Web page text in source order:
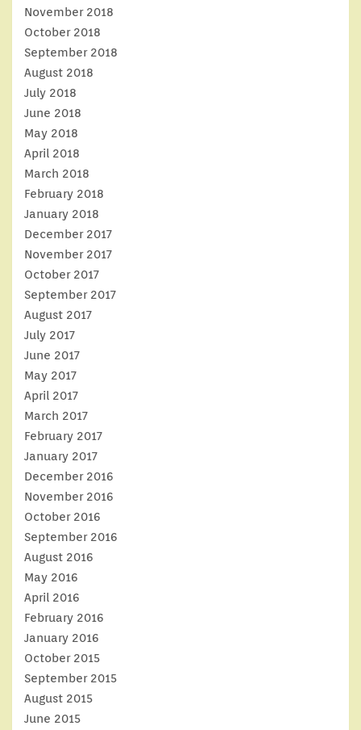
November 2018
October 2018
September 2018
August 2018
July 2018
June 2018
May 2018
April 2018
March 2018
February 2018
January 2018
December 2017
November 2017
October 2017
September 2017
August 2017
July 2017
June 2017
May 2017
April 2017
March 2017
February 2017
January 2017
December 2016
November 2016
October 2016
September 2016
August 2016
May 2016
April 2016
February 2016
January 2016
October 2015
September 2015
August 2015
June 2015